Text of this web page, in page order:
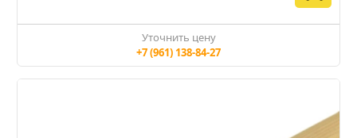
Уточнить цену
+7 (961) 138-84-27